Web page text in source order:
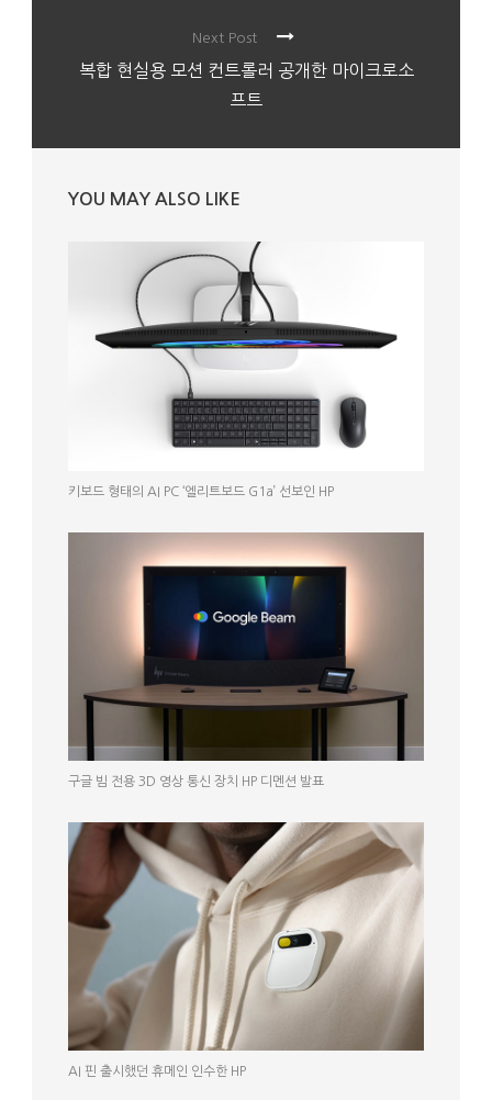
Next Post
복합 현실용 모션 컨트롤러 공개한 마이크로소
프트
YOU MAY ALSO LIKE
키보드 형태의 AI PC ‘엘리트보드 G1a’ 선보인 HP
구글 빔 전용 3D 영상 통신 장치 HP 디멘션 발표
AI 핀 출시했던 휴메인 인수한 HP